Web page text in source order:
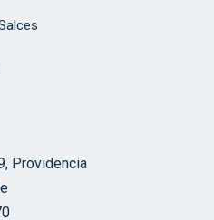
Providencia